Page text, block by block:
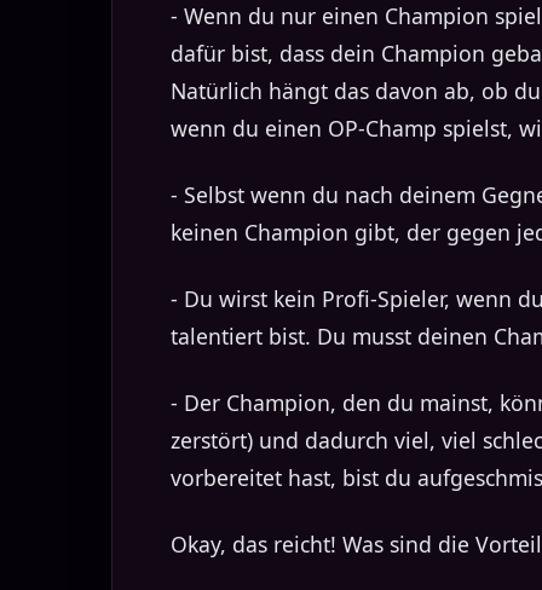
- Wenn du nur einen Champion
dafür bist, dass dein Champion
Natürlich hängt das davon ab, ob
wenn du einen OP-Champ spielst,
- Selbst wenn du nach deinem
keinen Champion gibt, der gegen
- Du wirst kein Profi-Spieler, wenn
talentiert bist. Du musst deinen
- Der Champion, den du mainst,
zerstört) und dadurch viel, viel
vorbereitet hast, bist du
Okay, das reicht! Was sind die